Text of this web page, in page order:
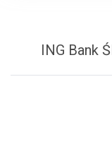
ING Bank